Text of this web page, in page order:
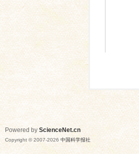
Powered by ScienceNet.cn
Copyright © 2007-2026 中国科学报社